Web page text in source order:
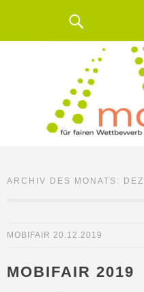
ARCHIV DES MONATS:
MOBIFAIR 20.12.2019
MOBIFAIR 2019